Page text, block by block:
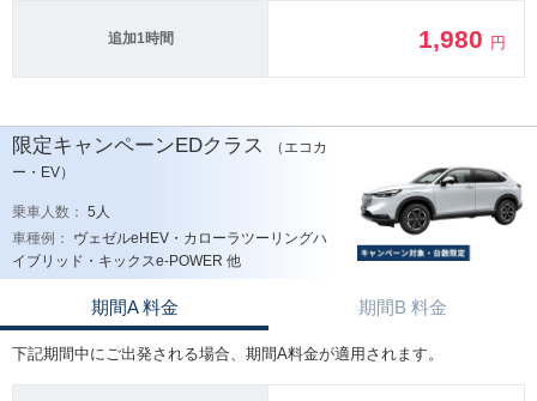
追加1時間 1,980 円
限定キャンペーンEDクラス
（エコカ
ー・EV）
乗車人数： 5人
車種例：
ヴェゼルeHEV・カローラツーリングハ
イブリッド・キックスe-POWER 他
期間A 料金 期間B 料金
下記期間中にご出発される場合、期間A料金が適用されます。